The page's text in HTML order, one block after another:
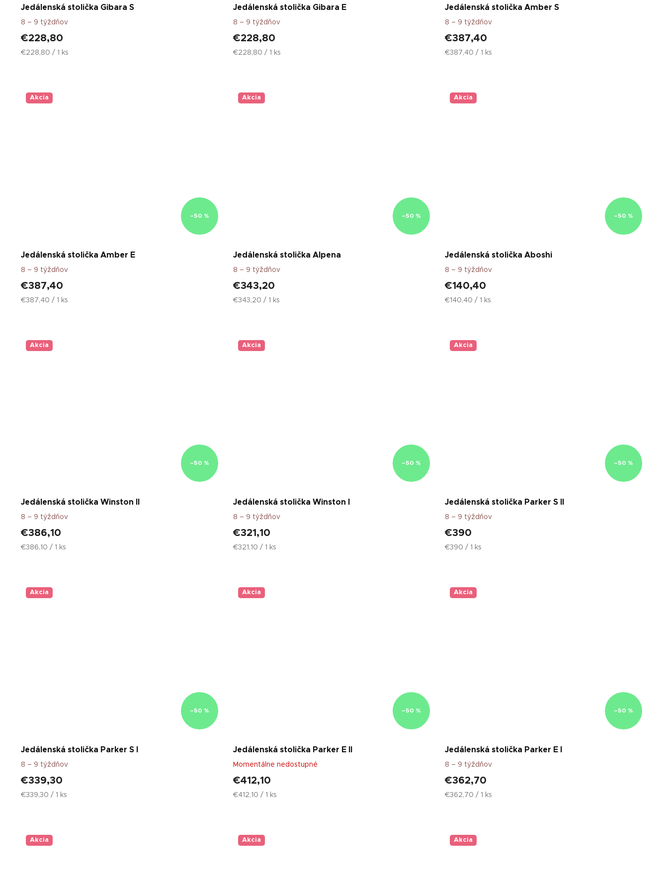
Jedálenská stolička Gibara S
8 – 9 týždňov
€228,80
Jednotková
€228,80 / 1 ks
Jedálenská stolička Gibara E
8 – 9 týždňov
€228,80
Jednotková
€228,80 / 1 ks
Jedálenská stolička Amber S
8 – 9 týždňov
€387,40
Jednotková
€387,40 / 1 ks
Akcia
–50 %
Jedálenská stolička Amber E
8 – 9 týždňov
€387,40
Jednotková
€387,40 / 1 ks
Akcia
–50 %
Jedálenská stolička Alpena
8 – 9 týždňov
€343,20
Jednotková
€343,20 / 1 ks
Akcia
–50 %
Jedálenská stolička Aboshi
8 – 9 týždňov
€140,40
Jednotková
€140,40 / 1 ks
Akcia
–50 %
Jedálenská stolička Winston II
8 – 9 týždňov
€386,10
Jednotková
€386,10 / 1 ks
Akcia
–50 %
Jedálenská stolička Winston I
8 – 9 týždňov
€321,10
Jednotková
€321,10 / 1 ks
Akcia
–50 %
Jedálenská stolička Parker S II
8 – 9 týždňov
€390
Jednotková
€390 / 1 ks
Akcia
–50 %
Jedálenská stolička Parker S I
8 – 9 týždňov
€339,30
Jednotková
€339,30 / 1 ks
Akcia
–50 %
Jedálenská stolička Parker E II
Momentálne nedostupné
€412,10
Jednotková
€412,10 / 1 ks
Akcia
–50 %
Jedálenská stolička Parker E I
8 – 9 týždňov
€362,70
Jednotková
€362,70 / 1 ks
Akcia Akcia Akcia